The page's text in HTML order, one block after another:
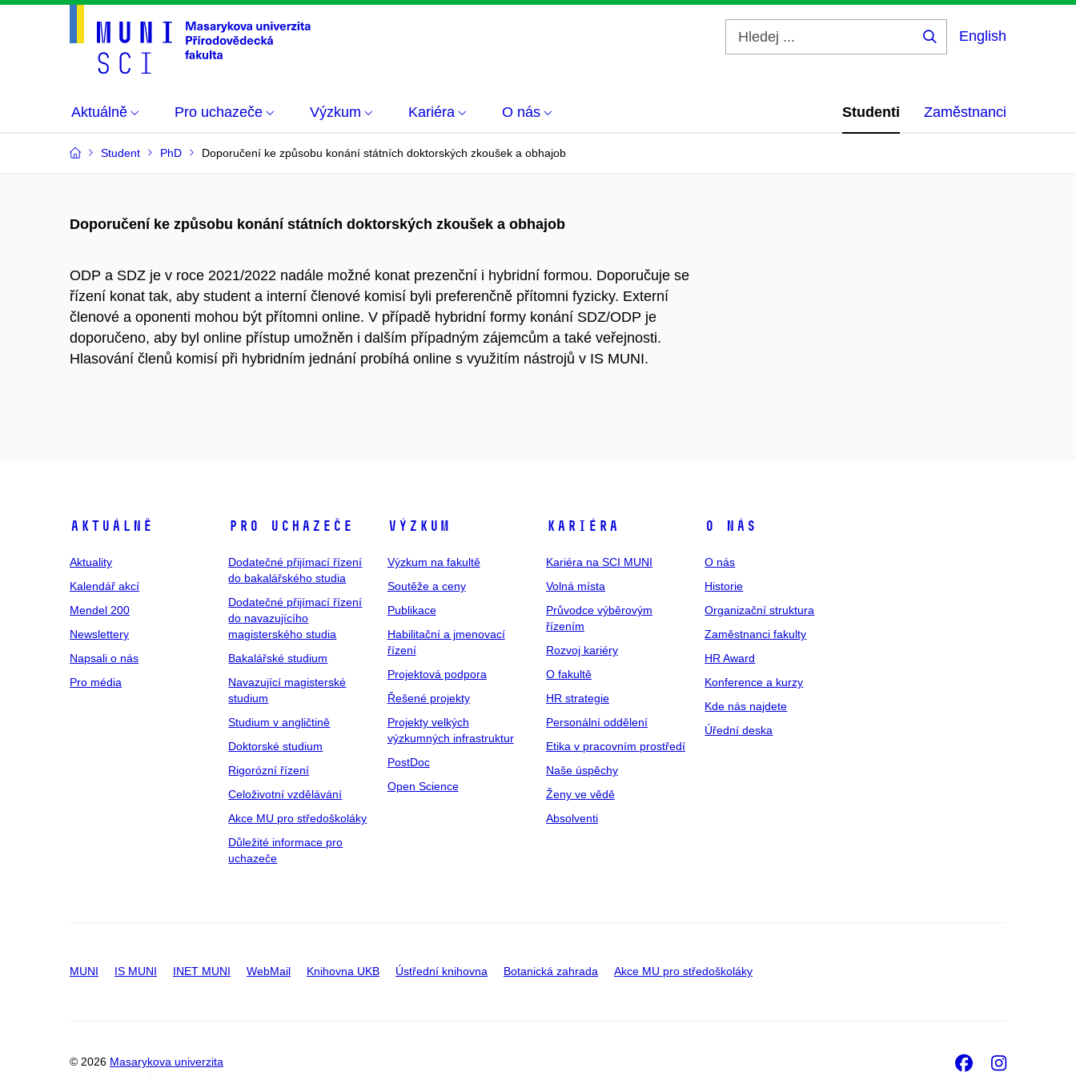
English
Aktuálně Pro uchazeče Výzkum Kariéra O nás Studenti Zaměstnanci
Student PhD Doporučení ke způsobu konání státních doktorských zkoušek a obhajob
Doporučení ke způsobu konání státních doktorských zkoušek a obhajob
ODP a SDZ je v roce 2021/2022 nadále možné konat prezenční i hybridní formou. Doporučuje se
řízení konat tak, aby student a interní členové komisí byli preferenčně přítomni fyzicky. Externí
členové a oponenti mohou být přítomni online. V případě hybridní formy konání SDZ/ODP je
doporučeno, aby byl online přístup umožněn i dalším případným zájemcům a také veřejnosti.
Hlasování členů komisí při hybridním jednání probíhá online s využitím nástrojů v IS MUNI.
Aktuálně
Aktuality
Kalendář akcí
Mendel 200
Newslettery
Napsali o nás
Pro média
Pro uchazeče
Dodatečné přijímací řízení
do bakalářského studia
Dodatečné přijímací řízení
do navazujícího
magisterského studia
Bakalářské studium
Navazující magisterské
studium
Studium v angličtině
Doktorské studium
Rigorózní řízení
Celoživotní vzdělávání
Akce MU pro středoškoláky
Důležité informace pro
uchazeče
Výzkum
Výzkum na fakultě
Soutěže a ceny
Publikace
Habilitační a jmenovací
řízení
Projektová podpora
Řešené projekty
Projekty velkých
výzkumných infrastruktur
PostDoc
Open Science
Kariéra
Kariéra na SCI MUNI
Volná místa
Průvodce výběrovým
řízením
Rozvoj kariéry
O fakultě
HR strategie
Personální oddělení
Etika v pracovním prostředí
Naše úspěchy
Ženy ve vědě
Absolventi
O nás
O nás
Historie
Organizační struktura
Zaměstnanci fakulty
HR Award
Konference a kurzy
Kde nás najdete
Úřední deska
MUNI IS MUNI INET MUNI WebMail Knihovna UKB Ústřední knihovna Botanická zahrada Akce MU pro středoškoláky
© 2026 Masarykova univerzita
Facebook